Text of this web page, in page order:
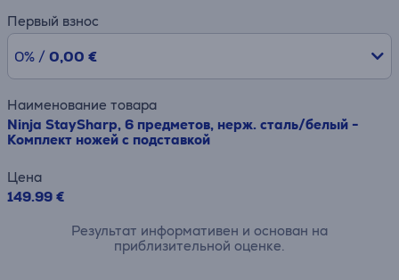
Первый взнос
0% / 0,00 €
Наименование товара
Ninja StaySharp, 6 предметов, нерж. сталь/белый -
Комплект ножей c подставкой
Цена
149.99 €
Результат информативен и основан на
приблизительной оценке.